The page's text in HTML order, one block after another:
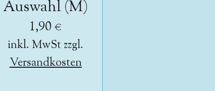
Auswahl (M)
1,90 €
inkl. MwSt zzgl.
Versandkosten